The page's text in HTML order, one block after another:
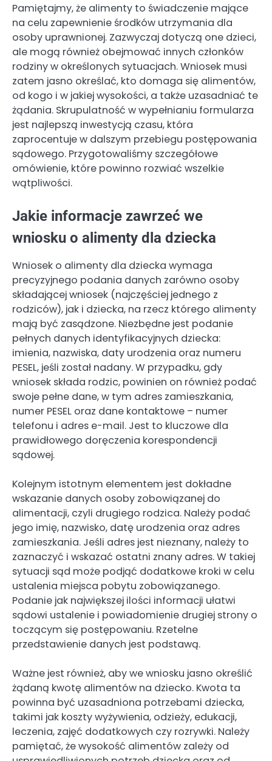
Pamiętajmy, że alimenty to świadczenie mające
na celu zapewnienie środków utrzymania dla
osoby uprawnionej. Zazwyczaj dotyczą one dzieci,
ale mogą również obejmować innych członków
rodziny w określonych sytuacjach. Wniosek musi
zatem jasno określać, kto domaga się alimentów,
od kogo i w jakiej wysokości, a także uzasadniać te
żądania. Skrupulatność w wypełnianiu formularza
jest najlepszą inwestycją czasu, która
zaprocentuje w dalszym przebiegu postępowania
sądowego. Przygotowaliśmy szczegółowe
omówienie, które powinno rozwiać wszelkie
wątpliwości.
Jakie informacje zawrzeć we
wniosku o alimenty dla dziecka
Wniosek o alimenty dla dziecka wymaga
precyzyjnego podania danych zarówno osoby
składającej wniosek (najczęściej jednego z
rodziców), jak i dziecka, na rzecz którego alimenty
mają być zasądzone. Niezbędne jest podanie
pełnych danych identyfikacyjnych dziecka:
imienia, nazwiska, daty urodzenia oraz numeru
PESEL, jeśli został nadany. W przypadku, gdy
wniosek składa rodzic, powinien on również podać
swoje pełne dane, w tym adres zamieszkania,
numer PESEL oraz dane kontaktowe – numer
telefonu i adres e-mail. Jest to kluczowe dla
prawidłowego doręczenia korespondencji
sądowej.
Kolejnym istotnym elementem jest dokładne
wskazanie danych osoby zobowiązanej do
alimentacji, czyli drugiego rodzica. Należy podać
jego imię, nazwisko, datę urodzenia oraz adres
zamieszkania. Jeśli adres jest nieznany, należy to
zaznaczyć i wskazać ostatni znany adres. W takiej
sytuacji sąd może podjąć dodatkowe kroki w celu
ustalenia miejsca pobytu zobowiązanego.
Podanie jak największej ilości informacji ułatwi
sądowi ustalenie i powiadomienie drugiej strony o
toczącym się postępowaniu. Rzetelne
przedstawienie danych jest podstawą.
Ważne jest również, aby we wniosku jasno określić
żądaną kwotę alimentów na dziecko. Kwota ta
powinna być uzasadniona potrzebami dziecka,
takimi jak koszty wyżywienia, odzieży, edukacji,
leczenia, zajęć dodatkowych czy rozrywki. Należy
pamiętać, że wysokość alimentów zależy od